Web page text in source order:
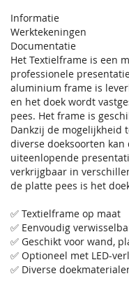
Informatie
Werktekeningen
Documentatie
Het Textielframe is een
professionele
aluminium frame is
en het doek wordt
pees. Het frame is
Dankzij de mogelijkheid
diverse doeksoorten
uiteenlopende
verkrijgbaar in
de platte pees is het
✅ Textielframe op maat
✅ Eenvoudig
✅ Geschikt voor wand,
✅ Optioneel met LED-
✅ Diverse